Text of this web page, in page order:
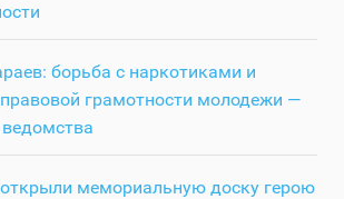
борьба с наркотиками и
грамотности молодежи —
мемориальную доску герою